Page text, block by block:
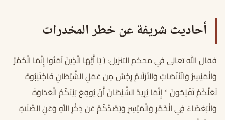
أحاديث شريفة عن خطر المخدرات
فقال الله تعالى في محكم التنزيل: ﴿ يَا أَيُّهَا الَّذِينَ آمَنُوا إِنَّمَا الْخَمْرُ
وَالْمَيْسِرُ وَالْأَنْصَابُ وَالْأَزْلَامُ رِجْسٌ مِنْ عَمَلِ الشَّيْطَانِ فَاجْتَنِبُوهُ
لَعَلَّكُمْ تُفْلِحُونَ * إِنَّمَا يُرِيدُ الشَّيْطَانُ أَنْ يُوقِعَ بَيْنَكُمُ الْعَدَاوَةَ
وَالْبَغْضَاءَ فِي الْخَمْرِ وَالْمَيْسِرِ وَيَصُدَّكُمْ عَنْ ذِكْرِ اللَّهِ وَعَنِ الصَّلَاةِ